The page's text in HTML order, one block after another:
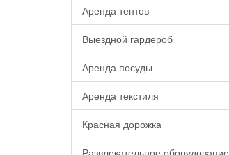
Аренда тентов
Выездной гардероб
Аренда посуды
Аренда текстиля
Красная дорожка